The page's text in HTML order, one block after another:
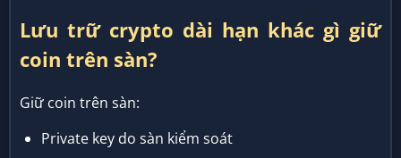
Lưu trữ crypto dài hạn khác gì giữ
coin trên sàn?
Giữ coin trên sàn:
Private key do sàn kiểm soát